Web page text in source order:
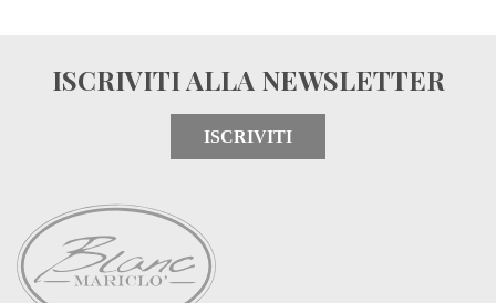
ISCRIVITI ALLA NEWSLETTER
ISCRIVITI